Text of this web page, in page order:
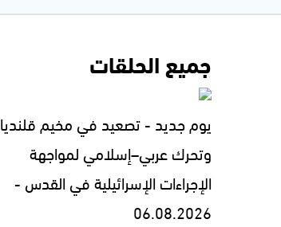
جميع الحلقات
يوم جديد - تصعيد في مخيم قلنديا
وتحرك عربي–إسلامي لمواجهة
الإجراءات الإسرائيلية في القدس -
06.08.2026